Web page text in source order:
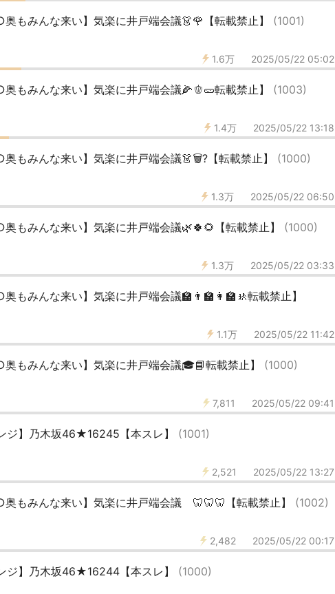
もみんな来い】気楽に井戸端会議👗🌹【転載禁止】 (1001)
1.6万 2025/05/22 05:02
もみんな来い】気楽に井戸端会議🌽🫑🥒転載禁止】 (1003)
1.4万 2025/05/22 13:18
奥もみんな来い】気楽に井戸端会議👗🗑?【転載禁止】 (1000)
1.3万 2025/05/22 06:50
もみんな来い】気楽に井戸端会議🌿🍀🌻【転載禁止】 (1000)
1.3万 2025/05/22 03:33
もみんな来い】気楽に井戸端会議🏫👨‍🏫👩‍🏫🚸転載禁止】
1.1万 2025/05/22 11:42
もみんな来い】気楽に井戸端会議🎓📘転載禁止】 (1000)
7,811 2025/05/22 09:41
ジ】乃木坂46★16245【本スレ】 (1001)
2,521 2025/05/22 13:27
奥もみんな来い】気楽に井戸端会議 🦷🦷🦷【転載禁止】 (1002)
2,482 2025/05/22 00:17
ジ】乃木坂46★16244【本スレ】 (1000)